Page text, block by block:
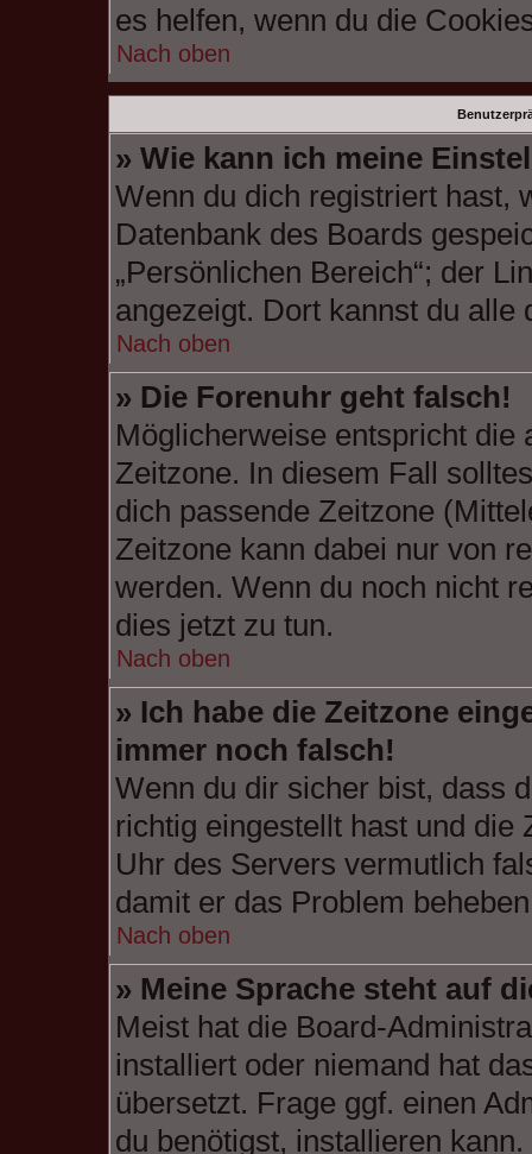
es helfen, wenn du die
Nach oben
» Wie kann ich meine
Wenn du dich registriert hast,
Datenbank des Boards
„Persönlichen Bereich“; der
angezeigt. Dort kannst du alle
Nach oben
» Die Forenuhr geht falsch!
Möglicherweise entspricht die
Zeitzone. In diesem Fall
dich passende Zeitzone
Zeitzone kann dabei nur von
werden. Wenn du noch nicht
dies jetzt zu tun.
Nach oben
» Ich habe die Zeitzone
immer noch falsch!
Wenn du dir sicher bist, dass
richtig eingestellt hast und die
Uhr des Servers vermutlich
damit er das Problem
Nach oben
» Meine Sprache steht auf
Meist hat die Board-
installiert oder niemand hat
übersetzt. Frage ggf. einen
du benötigst, installieren